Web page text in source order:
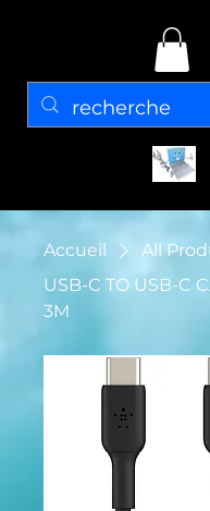
Accueil
All
USB-C TO USB-C
3M